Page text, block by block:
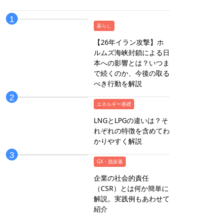
暮らし
【26年イラン攻撃】ホ
ルムズ海峡封鎖による日
本への影響とは？いつま
で続くのか、今後の取る
べき行動を解説
エネルギー基礎
LNGとLPGの違いは？そ
れぞれの特徴を含めてわ
かりやすく解説
GX・脱炭素
企業の社会的責任
（CSR）とは何か簡単に
解説。実践例もあわせて
紹介